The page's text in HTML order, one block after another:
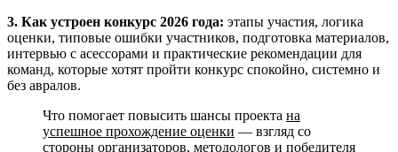
3. Как устроен конкурс 2026 года: этапы участия, логика
оценки, типовые ошибки участников, подготовка материалов,
интервью с асессорами и практические рекомендации для
команд, которые хотят пройти конкурс спокойно, системно и
без авралов.
Что помогает повысить шансы проекта на
успешное прохождение оценки — взгляд со
стороны организаторов, методологов и победителя